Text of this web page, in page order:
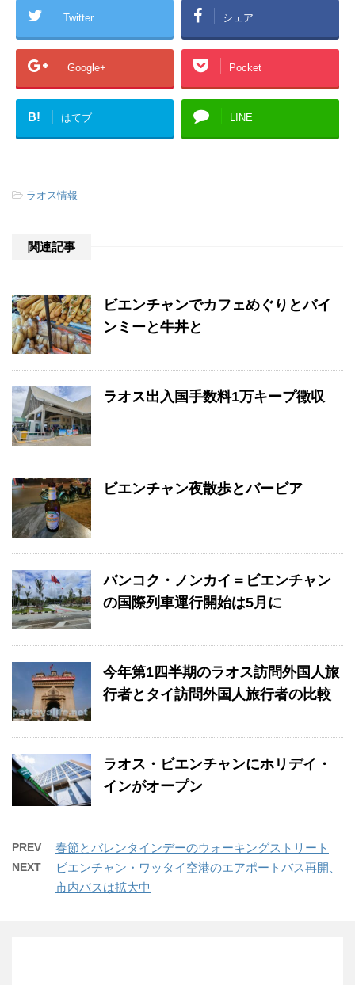
Twitter シェア
Google+ Pocket
B! はてブ LINE
-ラオス情報
関連記事
ビエンチャンでカフェめぐりとバイ
ンミーと牛丼と
ラオス出入国手数料1万キープ徴収
ビエンチャン夜散歩とバービア
バンコク・ノンカイ＝ビエンチャン
の国際列車運行開始は5月に
今年第1四半期のラオス訪問外国人旅
行者とタイ訪問外国人旅行者の比較
ラオス・ビエンチャンにホリデイ・
インがオープン
PREV 春節とバレンタインデーのウォーキングストリート
NEXT
ビエンチャン・ワッタイ空港のエアポートバス再開、
市内バスは拡大中